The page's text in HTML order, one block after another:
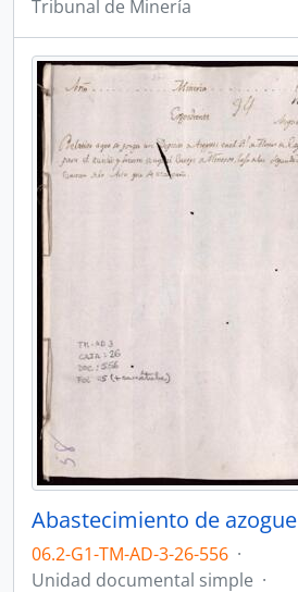
Tribunal de Minería
Abastecimiento de azogue
06.2-G1-TM-AD-3-26-556 ·
Unidad documental simple ·